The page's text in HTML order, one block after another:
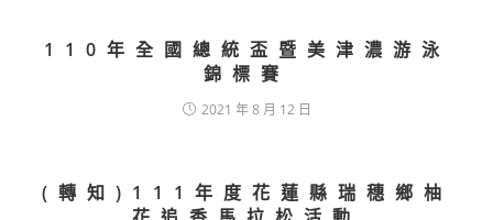
110年全國總統盃暨美津濃游泳
錦標賽
2021 年 8 月 12 日
(轉知)111年度花蓮縣瑞穗鄉柚